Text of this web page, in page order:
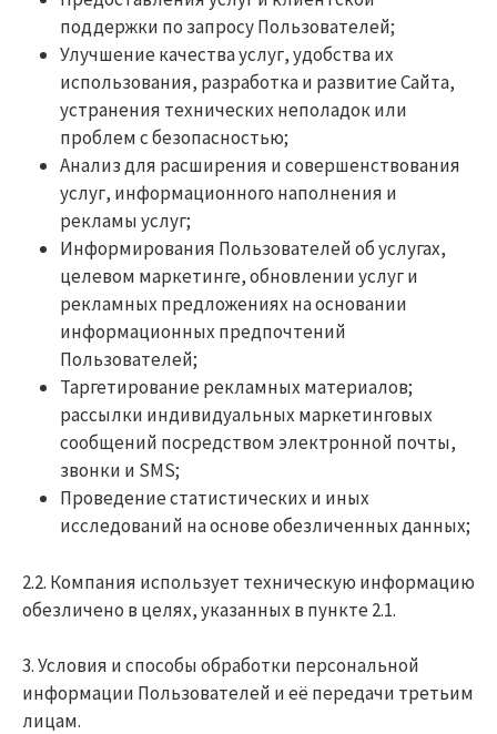
поддержки по запросу Пользователей;
Улучшение качества услуг, удобства их
использования, разработка и развитие Сайта,
устранения технических неполадок или
проблем с безопасностью;
Анализ для расширения и совершенствования
услуг, информационного наполнения и
рекламы услуг;
Информирования Пользователей об услугах,
целевом маркетинге, обновлении услуг и
рекламных предложениях на основании
информационных предпочтений
Пользователей;
Таргетирование рекламных материалов;
рассылки индивидуальных маркетинговых
сообщений посредством электронной почты,
звонки и SMS;
Проведение статистических и иных
исследований на основе обезличенных данных;
2.2. Компания использует техническую информацию
обезличено в целях, указанных в пункте 2.1.
3. Условия и способы обработки персональной
информации Пользователей и её передачи третьим
лицам.